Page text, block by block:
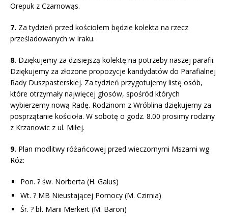
Orepuk z Czarnowąs.
7. Za tydzień przed kościołem będzie kolekta na rzecz
prześladowanych w Iraku.
8. Dziękujemy za dzisiejszą kolektę na potrzeby naszej parafii.
Dziękujemy za złozone propozycje kandydatów do Parafialnej
Rady Duszpasterskiej. Za tydzień przygotujemy listę osób,
które otrzymały najwięcej głosów, spośród których
wybierzemy nową Radę. Rodzinom z Wróblina dziękujemy za
posprzątanie kościoła. W sobotę o godz. 8.00 prosimy rodziny
z Krzanowic z ul. Miłej.
9. Plan modlitwy różańcowej przed wieczornymi Mszami wg
Róż:
Pon. ? św. Norberta (H. Galus)
Wt. ? MB Nieustającej Pomocy (M. Czirnia)
Śr. ? bł. Marii Merkert (M. Baron)